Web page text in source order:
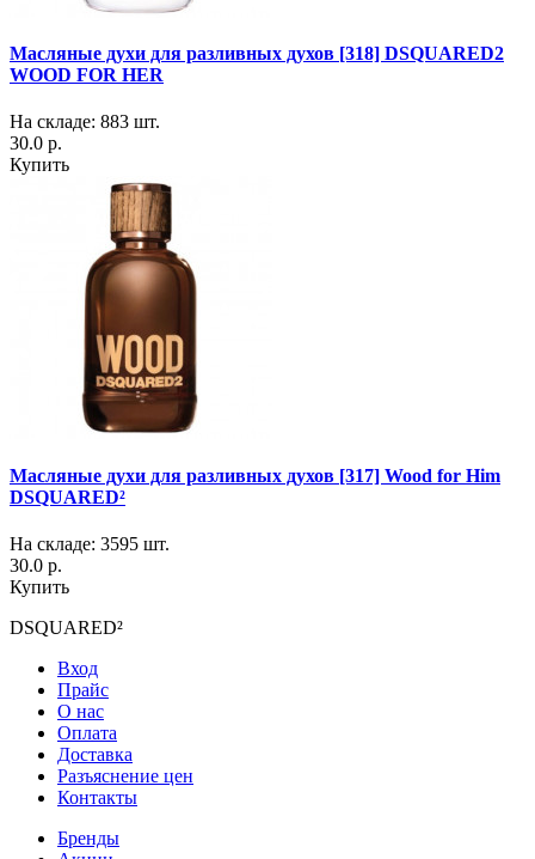
Масляные духи для разливных духов [318] DSQUARED2
WOOD FOR HER
На складе: 883 шт.
30.0 р.
Купить
Масляные духи для разливных духов [317] Wood for Him
DSQUARED²
На складе: 3595 шт.
30.0 р.
Купить
DSQUARED²
Вход
Прайс
О нас
Оплата
Доставка
Разъяснение цен
Контакты
Бренды